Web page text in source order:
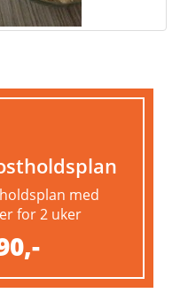
med
for 2 uker